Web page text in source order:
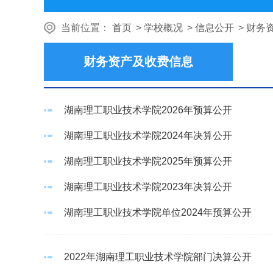
当前位置： 首页 > 学校概况 > 信息公开 > 财务
财务资产及收费信息
湖南理工职业技术学院2026年预算公开
湖南理工职业技术学院2024年决算公开
湖南理工职业技术学院2025年预算公开
湖南理工职业技术学院2023年决算公开
湖南理工职业技术学院单位2024年预算公开
2022年湖南理工职业技术学院部门决算公开